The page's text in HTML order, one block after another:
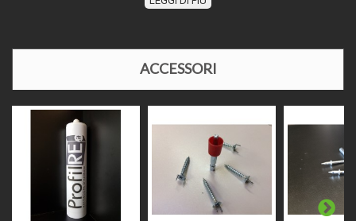
evaso 2 giorni lavorativi) ai tempi dell'affidamento al
corriere richiesto, oppure contattarci
telefonicamente o via mail per disponibilità e relativi
tempi di affidamento al corriere. Nel periodo di
Agosto e nelle festività natalizie l'affidamento della
merce ai corrieri potrebbe slittare causa chiusura
impianti di produzione o festività in essere.
PREZZI E IVA
Il prezzo come indicato, si intende ad asta da cm
225 e comprensivo di iva al 22%, il prodotto facendo
parte dei prodotti definiti "materia prima" ed
essendo una sola cessione senza la posa in opera,
ACCESSORI